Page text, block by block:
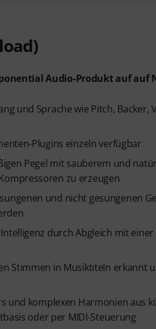
Audio-Produkt auf auf
und Sprache wie Pitch, Backer,
Plugins einzeln verfügbar
Pegel mit sauberem und
zu erzeugen
und nicht gesungenen
durch Abgleich mit einer
Stimmen in Musiktiteln erkannt
und komplexen Harmonien aus
oder per MIDI-Steuerung